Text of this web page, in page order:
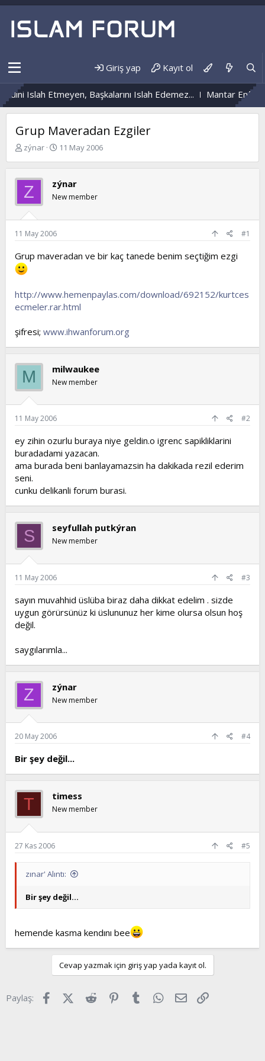
Giriş yap Kayıt ol
Islah Etmeyen, Başkalarını Islah Edemez... Mantar
Grup Maveradan Ezgiler
K
b
u
y
u
b
a
l
a
t
n
zýnar
B
l
a
n
ı
a
i
11 May 2006
Z zýnar
New member
11 May 2006 #1
Grup maveradan ve bir kaç tanede benim seçtiğim ezgi
http://www.hemenpaylas.com/download/692152/kurtces
ecmeler.rar.html
şifresi; www.ihwanforum.org
M milwaukee
New member
11 May 2006 #2
ey zihin ozurlu buraya niye geldin.o igrenc sapikliklarini
buradadami yazacan.
ama burada beni banlayamazsin ha dakikada rezil ederim
seni.
cunku delikanli forum burasi.
S seyfullah putkýran
New member
11 May 2006 #3
sayın muvahhid üslüba biraz daha dikkat edelim . sizde
uygun görürsünüz ki üslununuz her kime olursa olsun hoş
değil.
saygılarımla...
Z zýnar
New member
20 May 2006 #4
Bir şey değil...
T timess
New member
27 Kas 2006 #5
zınar' Alıntı:
Bir şey değil...
hemende kasma kendını bee
Cevap yazmak için giriş yap yada kayıt ol.
Paylaş: FacebookX (Twitter)
Reddit Pinterest
Tumblr WhatsApp
E-posta